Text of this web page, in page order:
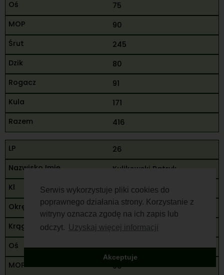
Serwis wykorzystuje pliki cookies do
poprawnego działania strony. Korzystanie z
witryny oznacza zgodę na ich zapis lub
odczyt.
Uzyskaj więcej informacji
Akceptuje
75
90
245
80
91
171
416
26
Kulikowski Patryk
M
Białystok
70
65
90